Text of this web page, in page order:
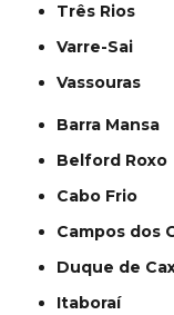
Três Rios
Varre-Sai
Vassouras
Barra Mansa
Belford Roxo
Cabo Frio
Campos dos
Duque de
Itaboraí